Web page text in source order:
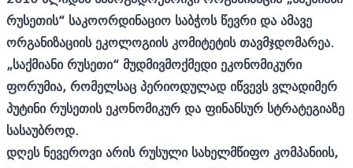
რუსეთის“ საკოორდინაციო საბჭოს წევრიდაამავე
ორგანიზაციისეკოლოგიისკომიტეტისთავმჯდომარეა.
„საქმიანირუსეთი“მუდმივმოქმედიეკონომიკური
ფორუმია,რომელსაცპერიოდულადიწვევსვლადიმერ
პუტინირუსეთისეკონომიკურდაფინანსურ სტრატეგიაზე
სასაუბროდ.
დღეს ნევეროვიარისრუსული სახელმწიფოკომპანიის,